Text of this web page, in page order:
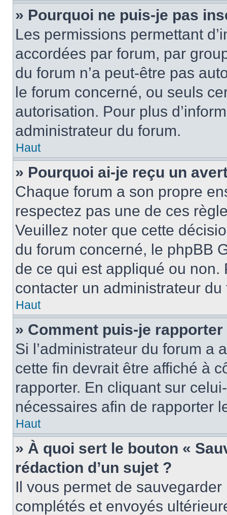
» Pourquoi ne puis-je pas
Les permissions permettant
accordées par forum, par
du forum n’a peut-être pas
le forum concerné, ou seuls
autorisation. Pour plus
administrateur du forum.
Haut
» Pourquoi ai-je reçu un
Chaque forum a son propre
respectez pas une de ces
Veuillez noter que cette
du forum concerné, le phpBB
de ce qui est appliqué ou non.
contacter un administrateur du
Haut
» Comment puis-je
Si l’administrateur du forum a
cette fin devrait être affiché à
rapporter. En cliquant sur
nécessaires afin de rapporter
Haut
» À quoi sert le bouton «
rédaction d’un sujet ?
Il vous permet de
complétés et envoyés